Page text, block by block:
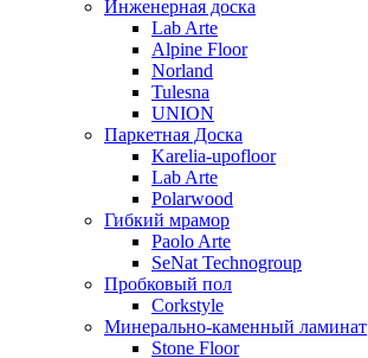
Инженерная доска
Lab Arte
Alpine Floor
Norland
Tulesna
UNION
Паркетная Доска
Karelia-upofloor
Lab Arte
Polarwood
Гибкий мрамор
Paolo Arte
SeNat Technogroup
Пробковый пол
Corkstyle
Минерально-каменный ламинат
Stone Floor